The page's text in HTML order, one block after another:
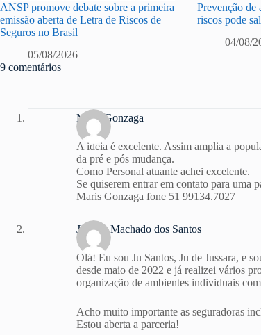
ANSP promove debate sobre a primeira
emissão aberta de Letra de Riscos de
Seguros no Brasil
05/08/2026
Prevenção de
riscos pode
04/08/
9 comentários
Maris Gonzaga
A ideia é excelente. Assim amplia a
da pré e pós mudança.
Como Personal atuante achei excelente.
Se quiserem entrar em contato para uma
Maris Gonzaga fone 51 99134.7027
Jussara Machado dos Santos
Olá! Eu sou Ju Santos, Ju de Jussara, e
desde maio de 2022 e já realizei vários
organização de ambientes individuais
Acho muito importante as seguradoras
Estou aberta a parceria!